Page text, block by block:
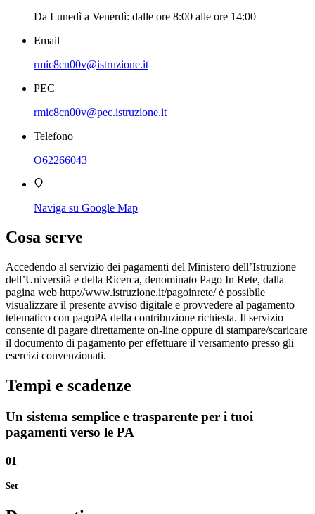
Da Lunedì a Venerdì: dalle ore 8:00 alle ore 14:00
Email
rmic8cn00v@istruzione.it
PEC
rmic8cn00v@pec.istruzione.it
Telefono
O62266043
Naviga su Google Map
Cosa serve
Accedendo al servizio dei pagamenti del Ministero dell’Istruzione
dell’Università e della Ricerca, denominato Pago In Rete, dalla
pagina web http://www.istruzione.it/pagoinrete/ è possibile
visualizzare il presente avviso digitale e provvedere al pagamento
telematico con pagoPA della contribuzione richiesta. Il servizio
consente di pagare direttamente on-line oppure di stampare/scaricare
il documento di pagamento per effettuare il versamento presso gli
esercizi convenzionati.
Tempi e scadenze
Un sistema semplice e trasparente per i tuoi
pagamenti verso le PA
01
Set